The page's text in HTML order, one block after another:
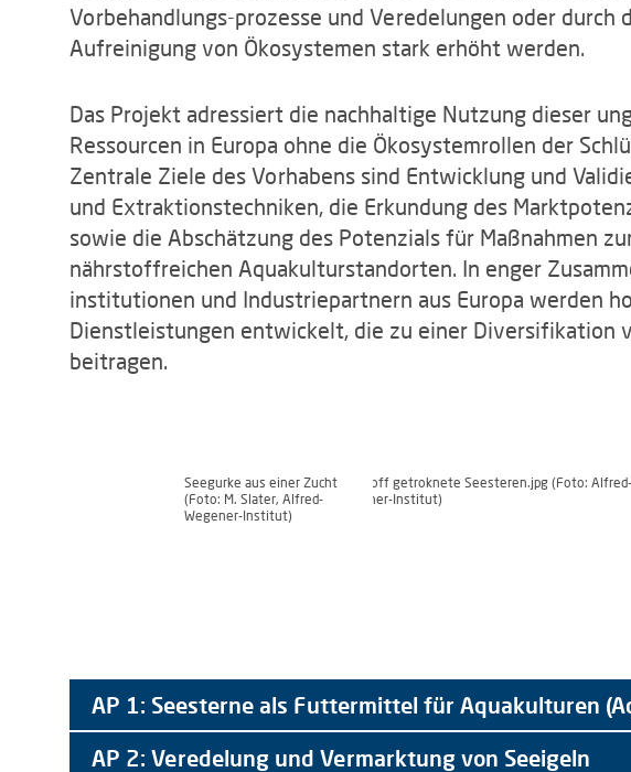
Vorbehandlungs-prozesse und Veredelungen oder durch
Aufreinigung von Ökosystemen stark erhöht werden.
Das Projekt adressiert die nachhaltige Nutzung dieser
Ressourcen in Europa ohne die Ökosystemrollen der
Zentrale Ziele des Vorhabens sind Entwicklung und
und Extraktionstechniken, die Erkundung des
sowie die Abschätzung des Potenzials für Maßnahmen
nährstoffreichen Aquakulturstandorten. In enger
institutionen und Industriepartnern aus Europa werden
Dienstleistungen entwickelt, die zu einer Diversifikation
beitragen.
Seegurke aus einer Zucht
(Foto: M. Slater, Alfred-
Wegener-Institut)
Rohstoff getroknete Seesteren.jpg (Foto: Alfred-
Wegener-Institut)
AP 1: Seesterne als Futtermittel für Aquakulturen
AP 2: Veredelung und Vermarktung von Seeigeln